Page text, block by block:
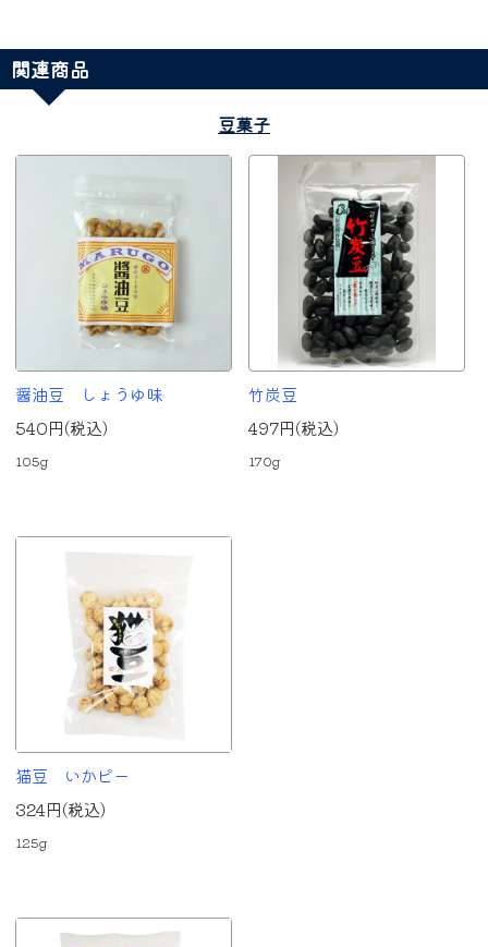
関連商品
豆菓子
醤油豆 しょうゆ味
540円(税込)
105g
竹炭豆
497円(税込)
170g
猫豆 いかピー
324円(税込)
125g